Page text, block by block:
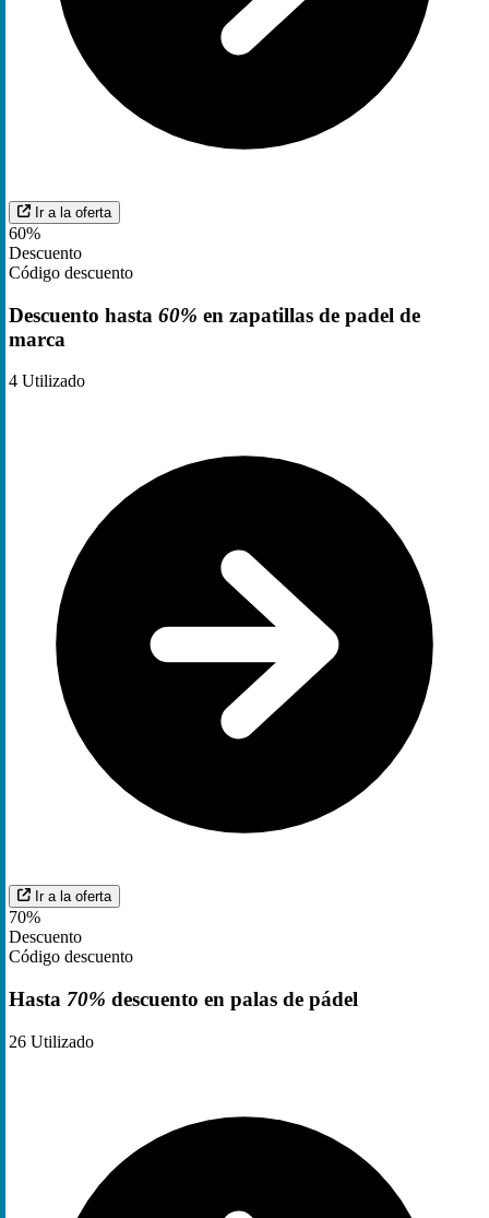
Ir a la oferta
60%
Descuento
Código descuento
Descuento hasta 60% en zapatillas de padel de
marca
4 Utilizado
Ir a la oferta
70%
Descuento
Código descuento
Hasta 70% descuento en palas de pádel
26 Utilizado